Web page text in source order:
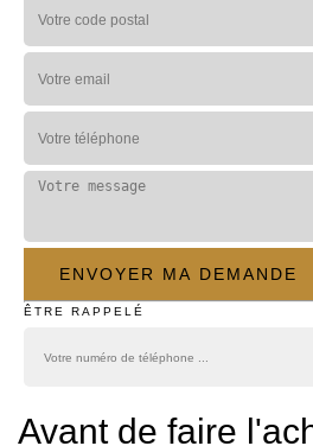
ÊTRE RAPPELÉ
Avant de faire